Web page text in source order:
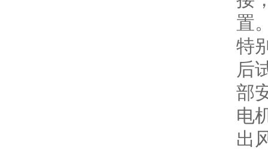
置
特
后
部
电
出